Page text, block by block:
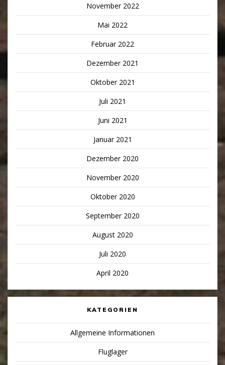
November 2022
Mai 2022
Februar 2022
Dezember 2021
Oktober 2021
Juli 2021
Juni 2021
Januar 2021
Dezember 2020
November 2020
Oktober 2020
September 2020
August 2020
Juli 2020
April 2020
KATEGORIEN
Allgemeine Informationen
Fluglager